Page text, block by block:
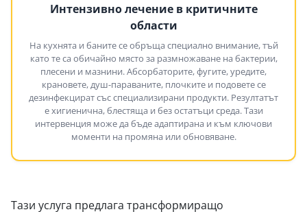
Интензивно лечение в критичните
области
На кухнята и баните се обръща специално внимание, тъй
като те са обичайно място за размножаване на бактерии,
плесени и мазнини. Абсорбаторите, фугите, уредите,
крановете, душ-параваните, плочките и подовете се
дезинфекцират със специализирани продукти. Резултатът
е хигиенична, блестяща и без остатъци среда. Тази
интервенция може да бъде адаптирана и към ключови
моменти на промяна или обновяване.
Тази услуга предлага трансформиращо